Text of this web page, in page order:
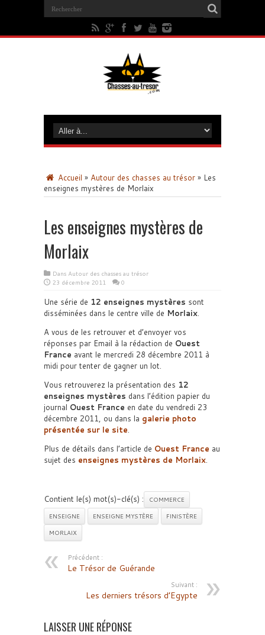
Accueil » Autour des chasses au trésor » Les
enseignes mystères de Morlaix
Les enseignes mystères de
Morlaix
Dans Autour des chasses au trésor
23 décembre 2011
0
Une série de 12 enseignes mystères sont
disséminées dans le centre ville de Morlaix.
A vous de les retrouver et d’envoyer vos
réponses par Email à la rédaction de Ouest
France avant le mercredi 28 décembre 2011 à
midi pour tenter de gagner un lot.
Vous retrouverez la présentation des 12
enseignes mystères dans l’édition papier du
journal Ouest France en date du vendredi 23
décembre 2011, ou dans la galerie photo
présentée sur le site.
Plus de détails dans l’article de Ouest France au
sujet des enseignes mystères de Morlaix.
Contient le(s) mot(s)-clé(s) :
COMMERCE
ENSEIGNE
ENSEIGNE MYSTÈRE
FINISTÈRE
MORLAIX
Précédent :
Le Trésor de Guérande
Suivant :
Les derniers trésors d’Egypte
LAISSER UNE RÉPONSE